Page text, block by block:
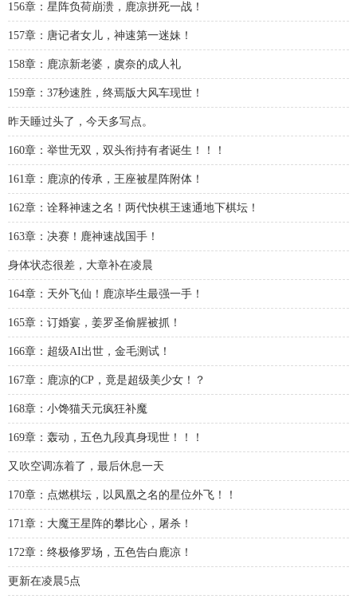
156章：星阵负荷崩溃，鹿凉拼死一战！
157章：唐记者女儿，神速第一迷妹！
158章：鹿凉新老婆，虞奈的成人礼
159章：37秒速胜，终焉版大风车现世！
昨天睡过头了，今天多写点。
160章：举世无双，双头衔持有者诞生！！！
161章：鹿凉的传承，王座被星阵附体！
162章：诠释神速之名！两代快棋王速通地下棋坛！
163章：决赛！鹿神速战国手！
身体状态很差，大章补在凌晨
164章：天外飞仙！鹿凉毕生最强一手！
165章：订婚宴，姜罗圣偷腥被抓！
166章：超级AI出世，金毛测试！
167章：鹿凉的CP，竟是超级美少女！？
168章：小馋猫天元疯狂补魔
169章：轰动，五色九段真身现世！！！
又吹空调冻着了，最后休息一天
170章：点燃棋坛，以凤凰之名的星位外飞！！
171章：大魔王星阵的攀比心，屠杀！
172章：终极修罗场，五色告白鹿凉！
更新在凌晨5点